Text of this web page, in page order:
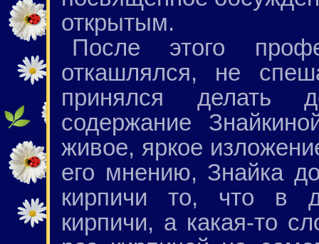
открытым.
После этого
откашлялся, не
принялся делать
содержание
живое, яркое
его мнению, Знайка
кирпичи то, что в
кирпичи, а какая-то